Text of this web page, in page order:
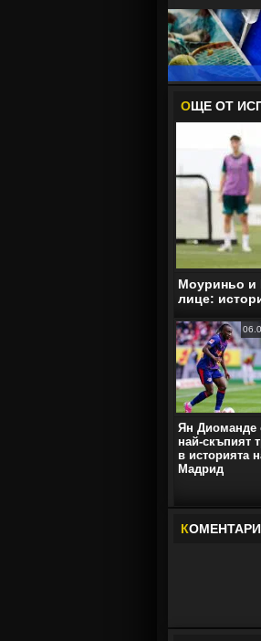
ОЩЕ ОТ
Моуриньо и
лице:
Ян Диоманде
най-скъпият
в историята
Мадрид
КОМЕНТАРИ